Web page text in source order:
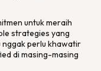
untuk meraih
strategies yang
nggak perlu khawatir
di masing-masing